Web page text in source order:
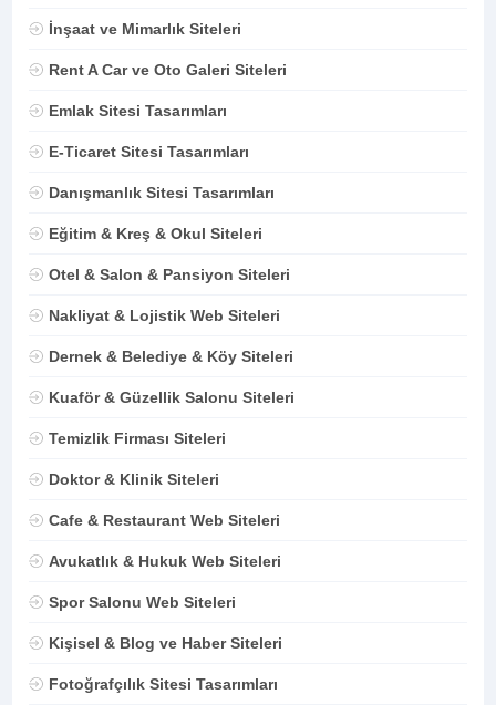
İnşaat ve Mimarlık Siteleri
Rent A Car ve Oto Galeri Siteleri
Emlak Sitesi Tasarımları
E-Ticaret Sitesi Tasarımları
Danışmanlık Sitesi Tasarımları
Eğitim & Kreş & Okul Siteleri
Otel & Salon & Pansiyon Siteleri
Nakliyat & Lojistik Web Siteleri
Dernek & Belediye & Köy Siteleri
Kuaför & Güzellik Salonu Siteleri
Temizlik Firması Siteleri
Doktor & Klinik Siteleri
Cafe & Restaurant Web Siteleri
Avukatlık & Hukuk Web Siteleri
Spor Salonu Web Siteleri
Kişisel & Blog ve Haber Siteleri
Fotoğrafçılık Sitesi Tasarımları